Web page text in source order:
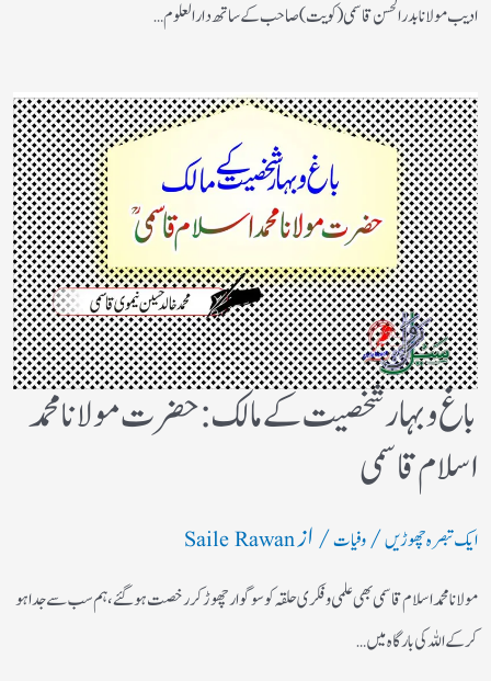
ادیب مولانا بدر الحسن قاسمی (کویت) صاحب کے ساتھ دارالعلوم…
باغ وبہار شخصیت کے مالک :حضرت مولانا محمد
اسلام قاسمی
ایک تبصرہ چھوڑیں/وفیات/ ازSaile Rawan
مولانا محمد اسلام قاسمی بھی علمی وفکری حلقہ کو سوگوار چھوڑ کر رخصت ہوگئے، ہم سب سے جدا ہو
کر کے اللہ کی بارگاہ میں…